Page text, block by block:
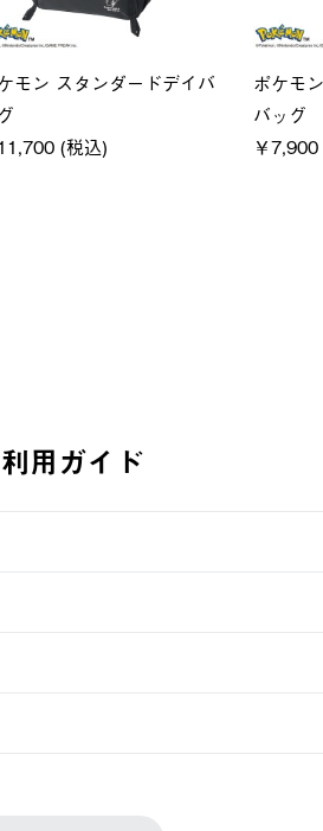
by LIPNER リゲイン
ク ボディリカバリーショ
ツ #35504
SACK
￥
用ガイド